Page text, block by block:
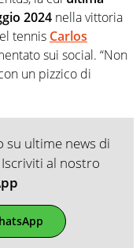
2024 nella vittoria
tennis Carlos
sui social. “Non
un pizzico di
su ultime news di
al nostro